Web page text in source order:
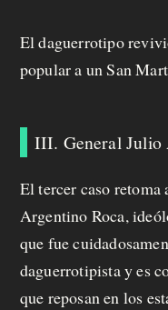
El daguerrotipo
popular a un San
III. General Julio
El tercer caso
Argentino Roca,
que fue
daguerrotipista y es
que reposan en los